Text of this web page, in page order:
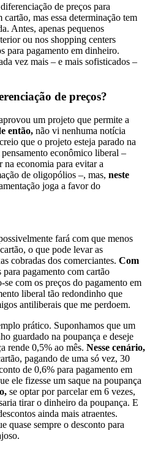
de preços para
mas essa determinação tem
Antes, apenas pequenos
ou nos shopping centers
para pagamento em dinheiro.
vez mais – e mais sofisticados –
de preços?
um projeto que permite a
então, não vi nenhuma notícia
que o projeto esteja parado na
econômico liberal –
economia para evitar a
de oligopólios –, mas, neste
joga a favor do
fará com que menos
o que pode levar as
cobradas dos comerciantes. Com
pagamento com cartão
com os preços do pagamento em
liberal tão redondinho que
antiliberais que me perdoem.
prático. Suponhamos que um
guardado na poupança e deseje
rende 0,5% ao mês. Nesse cenário,
pagando de uma só vez, 30
de 0,6% para pagamento em
ele fizesse um saque na poupança
se optar por parcelar em 6 vezes,
tirar o dinheiro da poupança. E
ainda mais atraentes.
quase sempre o desconto para